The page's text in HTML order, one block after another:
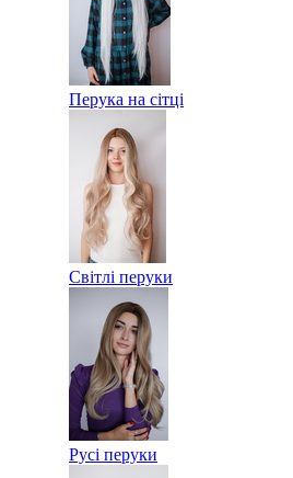
Перука на сітці
Світлі перуки
Русі перуки